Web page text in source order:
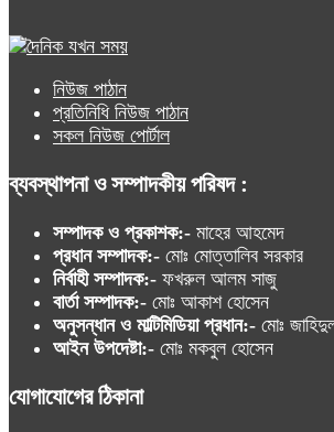
নিউজ পাঠান
প্রতিনিধি নিউজ পাঠান
সকল নিউজ পোর্টাল
ব্যবস্থাপনা ও সম্পাদকীয় পরিষদ :
সম্পাদক ও প্রকাশক:- মাহের আহমেদ
প্রধান সম্পাদক:- মোঃ মোত্তালিব সরকার
নির্বাহী সম্পাদক:- ফখরুল আলম সাজু
বার্তা সম্পাদক:- মোঃ আকাশ হোসেন
অনুসন্ধান ও মাল্টিমিডিয়া প্রধান:- মোঃ
আইন উপদেষ্টা:- মোঃ মকবুল হোসেন
যোগাযোগের ঠিকানা